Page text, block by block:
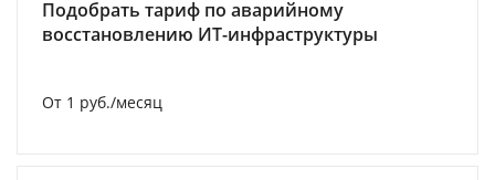
Подобрать тариф по аварийному
восстановлению ИТ-инфраструктуры
От 1 руб./месяц